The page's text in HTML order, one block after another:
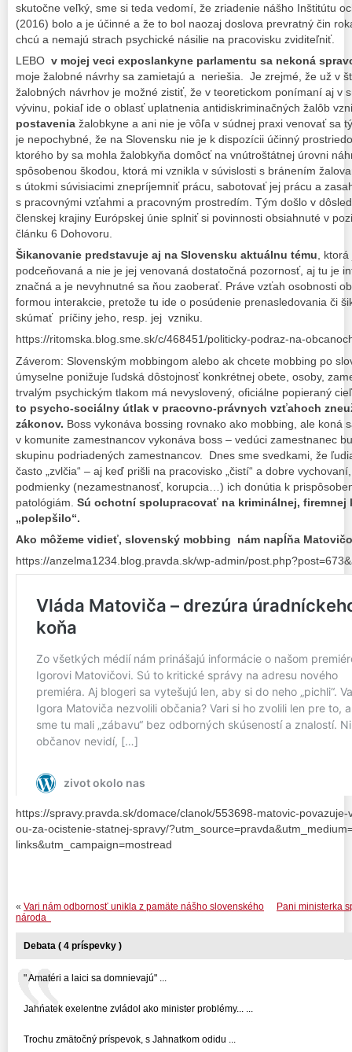
skutočne veľký, sme si teda vedomí, že zriadenie nášho Inštitútu
(2016) bolo a je účinné a že to bol naozaj doslova prevratný čin
chcú a nemajú strach psychické násilie na pracovisku zviditeľniť.
LEBO v mojej veci exposlankyne parlamentu sa nekoná
moje žalobné návrhy sa zamietajú a neriešia. Je zrejmé, že už v
žalobných návrhov je možné zistiť, že v teoretickom ponímaní aj v
vývinu, pokiaľ ide o oblasť uplatnenia antidiskriminačných žalôb
postavenia žalobkyne a ani nie je vôľa v súdnej praxi venovať sa
je nepochybné, že na Slovensku nie je k dispozícii účinný
ktorého by sa mohla žalobkyňa domôcť na vnútroštátnej úrovni
spôsobenou škodou, ktorá mi vznikla v súvislosti s bránením
s útokmi súvisiacimi znepríjemniť prácu, sabotovať jej prácu a
s pracovnými vzťahmi a pracovným prostredím. Tým došlo v
členskej krajiny Európskej únie splniť si povinnosti obsiahnuté v
článku 6 Dohovoru.
Šikanovanie predstavuje aj na Slovensku aktuálnu tému, ktorá
podceňovaná a nie je jej venovaná dostatočná pozornosť, aj tu je
značná a je nevyhnutné sa ňou zaoberať. Práve vzťah osobnosti
formou interakcie, pretože tu ide o posúdenie prenasledovania či
skúmať príčiny jeho, resp. jej vzniku.
https://ritomska.blog.sme.sk/c/468451/politicky-podraz-na-
Záverom: Slovenským mobbingom alebo ak chcete mobbing po
úmyselne ponižuje ľudská dôstojnosť konkrétnej obete, osoby,
trvalým psychickým tlakom má nevyslovený, oficiálne popieraný
to psycho-sociálny útlak v pracovno-právnych vzťahoch
zákonov. Boss vykonáva bossing rovnako ako mobbing, ale koná
v komunite zamestnancov vykonáva boss – vedúci zamestnanec
skupinu podriadených zamestnancov. Dnes sme svedkami, že
často „zvlčia“ – aj keď prišli na pracovisko „čistí“ a dobre
podmienky (nezamestnanosť, korupcia…) ich donútia k
patológiám. Sú ochotní spolupracovať na kriminálnej, firemnej
„polepšilo“.
Ako môžeme vidieť, slovenský mobbing nám napĺňa
https://anzelma1234.blog.pravda.sk/wp-admin/
https://spravy.pravda.sk/domace/clanok/553698-matovic-
ou-za-ocistenie-statnej-spravy/
links&utm_campaign=mostread
Pani ministerka
« Vari nám odbornosť unikla z pamäte nášho slovenského
národa
Debata ( 4 príspevky )
" Amatéri a laici sa domnievajú" ...
Jahńatek exelentne zvládol ako minister problémy... ...
Trochu zmätočný príspevok, s Jahnatkom odidu ...